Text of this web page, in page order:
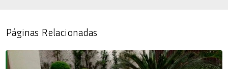
Páginas Relacionadas